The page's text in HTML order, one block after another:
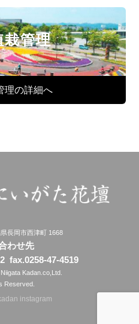
栽管理
理の詳細へ
長岡市西津町 1668
わせ先
fax.0258-47-4519
Kadan.co,Ltd.
Reserved.
instagram